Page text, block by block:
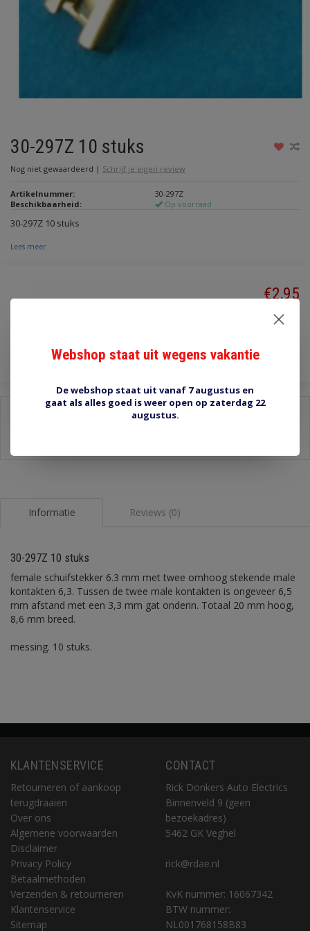
30-297Z 10 stuks
Nog niet gewaardeerd | Schrijf je eigen review
Artikelnummer:
30-297Z
Beschikbaarheid:
Op voorraad
30-297Z 10 stuks
Lees meer
€2,95
Informatie Reviews (0)
30-297Z 10 stuks
female schuifstekker 6.3 mm met twee omhoog stekende male
kontakten 6,3. Tussen de twee male kontakten is ongeveer 6,5
mm afstand met een 3,3 mm gat onderin. Totaal 20 mm hoog,
8,6 mm breed.
messing. 10 stuks.
KLANTENSERVICE
Retourneren of aankoop
terugdraaien
Over ons
Algemene voorwaarden
Disclaimer
Privacy Policy
Betaalmethoden
Verzenden & retourneren
Klantenservice
Sitemap
CONTACT
Rick Donkers Auto Electrics
Binnenveld 9 (geen
bezoekadres)
5462 GK Veghel
rick@rdae.nl
KvK nummer: 16067342
BTW nummer:
NL001768158B83
Webshop staat uit wegens vakantie
De webshop staat uit vanaf 7 augustus en
gaat als alles goed is weer open op zaterdag 22
augustus.